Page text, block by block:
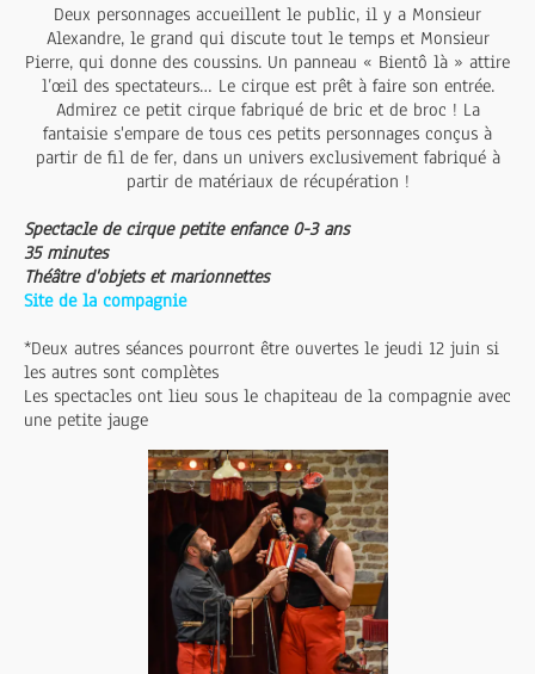
Deux personnages accueillent le public, il y a Monsieur
Alexandre, le grand qui discute tout le temps et Monsieur
Pierre, qui donne des coussins. Un panneau « Bientô là » attire
l’œil des spectateurs… Le cirque est prêt à faire son entrée.
Admirez ce petit cirque fabriqué de bric et de broc ! La
fantaisie s'empare de tous ces petits personnages conçus à
partir de fil de fer, dans un univers exclusivement fabriqué à
partir de matériaux de récupération !
Spectacle de cirque petite enfance 0-3 ans
35 minutes
Théâtre d'objets et marionnettes
Site de la compagnie
*Deux autres séances pourront être ouvertes le jeudi 12 juin si
les autres sont complètes
Les spectacles ont lieu sous le chapiteau de la compagnie avec
une petite jauge